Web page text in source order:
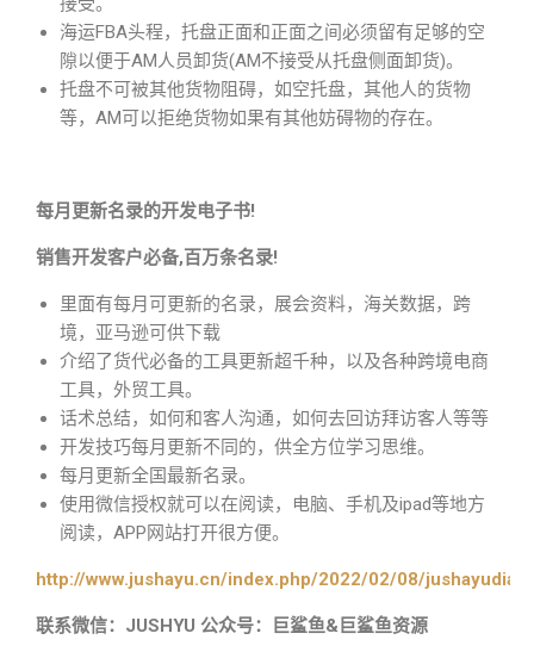
海运FBA头程，托盘正面和正面之间必须留有足够的空
隙以便于AM人员卸货(AM不接受从托盘侧面卸货)。
托盘不可被其他货物阻碍，如空托盘，其他人的货物
等，AM可以拒绝货物如果有其他妨碍物的存在。
每月更新名录的开发电子书!
销售开发客户必备,百万条名录!
里面有每月可更新的名录，展会资料，海关数据，跨
境，亚马逊可供下载
介绍了货代必备的工具更新超千种，以及各种跨境电商
工具，外贸工具。
话术总结，如何和客人沟通，如何去回访拜访客人等等
开发技巧每月更新不同的，供全方位学习思维。
每月更新全国最新名录。
使用微信授权就可以在阅读，电脑、手机及ipad等地方
阅读，APP网站打开很方便。
http://www.jushayu.cn/index.php/2022/02/08/
联系微信：JUSHYU 公众号：巨鲨鱼&巨鲨鱼资源